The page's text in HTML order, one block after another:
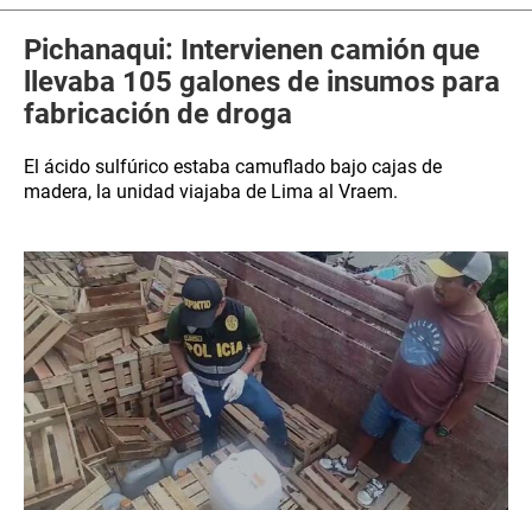
Pichanaqui: Intervienen camión que
llevaba 105 galones de insumos para
fabricación de droga
El ácido sulfúrico estaba camuflado bajo cajas de
madera, la unidad viajaba de Lima al Vraem.